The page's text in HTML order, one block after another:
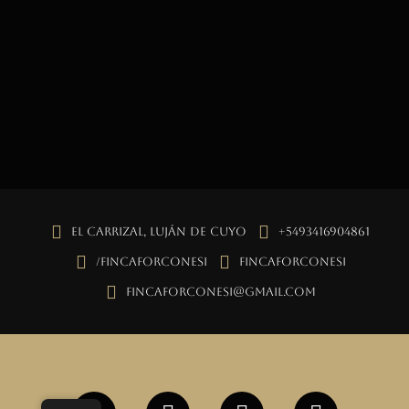
El Carrizal, Luján de Cuyo +5493416904861
/fincaforconesi fincaforconesi
fincaforconesi@gmail.com